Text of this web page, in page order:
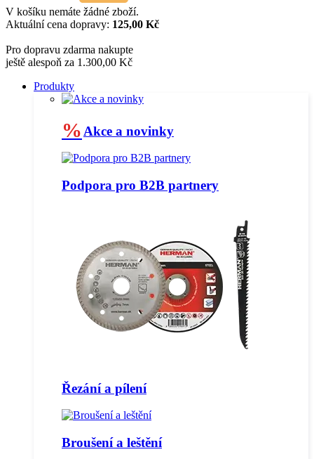
V košíku nemáte žádné zboží.
Aktuální cena dopravy: 125,00 Kč
Pro dopravu zdarma nakupte
ještě alespoň za 1.300,00 Kč
Produkty
% Akce a novinky
Podpora pro B2B partnery
Řezání a pílení
Broušení a leštění